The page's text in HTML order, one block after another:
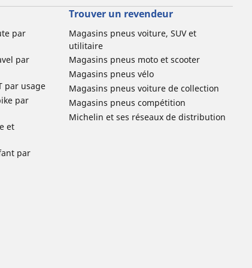
par
par
par usage
par
et
par
Trouver un revendeur
Magasins pneus voiture, SUV et
utilitaire
Magasins pneus moto et scooter
Magasins pneus vélo
Magasins pneus voiture de collection
Magasins pneus compétition
Michelin et ses réseaux de distribution